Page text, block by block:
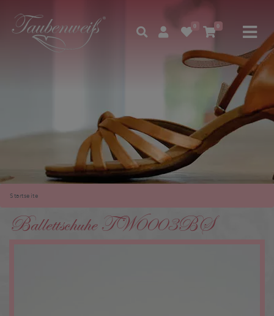
0 0
Startseite
Ballettschuhe TW0003BS